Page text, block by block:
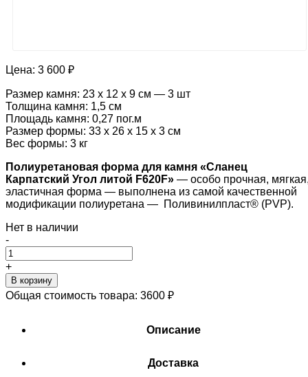
Цена: 3 600 ₽
Размер камня: 23 х 12 х 9 см — 3 шт
Толщина камня: 1,5 см
Площадь камня: 0,27 пог.м
Размер формы: 33 х 26 х 15 х 3 см
Вес формы: 3 кг
Полиуретановая форма для камня «Сланец
Карпатский Угол литой F620F» — особо прочная,
эластичная форма — выполнена из самой качественной
модификации полиуретана — Поливинилпласт® (PVP).
Нет в наличии
-
+
В корзину
Общая стоимость товара: 3600 ₽
Описание
Доставка